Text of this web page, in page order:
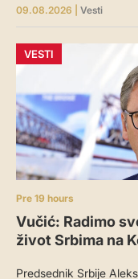
09.08.2026 Vesti
Pre 19 hours
VESTI
Vučić: Radimo
život Srbima na
Predsednik Srbije